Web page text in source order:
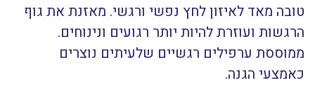
טובה מאד לאיזון לחץ נפשי ורגשי. מאזנת את גוף
הרגשות ועוזרת להיות יותר רגועים ונינוחים.
ממוססת ערפילים רגשיים שלעיתים נוצרים
כאמצעי הגנה.